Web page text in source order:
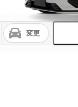
変更